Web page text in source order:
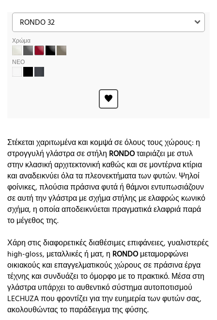
Χρώμα
ΝΕΟ
Στέκεται χαριτωμένα και κομψά σε όλους τους χώρους: η
στρογγυλή γλάστρα σε στήλη RONDOταιριάζει με στυλ
στην κλασική αρχιτεκτονική καθώς και σε μοντέρνα κτίρια
και αναδεικνύει όλα τα πλεονεκτήματα των φυτών. Ψηλοί
φοίνικες, πλούσια πράσινα φυτά ή θάμνοι εντυπωσιάζουν
σε αυτή την γλάστρα με σχήμα στήλης με ελαφρώς κωνικό
σχήμα, η οποία αποδεικνύεται πραγματικά ελαφριά παρά
το μέγεθος της.
Χάρη στις διαφορετικές διαθέσιμες επιφάνειες, γυαλιστερές
high-gloss, μεταλλικές ή ματ, η RONDOμεταμορφώνει
οικιακούς και επαγγελματικούς χώρους σε πράσινα έργα
τέχνης και συνδυάζει το όμορφο με το πρακτικό. Μέσα στη
γλάστρα υπάρχει το αυθεντικό σύστημα αυτοποτισμού
LECHUZA που φροντίζει για την ευημερία των φυτών σας,
ακολουθώντας το παράδειγμα της φύσης.